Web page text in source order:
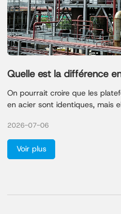
Quelle est la différence
en acier et les structures
On pourrait croire que les
en acier sont identiques, mais
surélevée et robuste pour les
travailleurs. Une structure en
principale d'un bâtiment ou
pensent que l'acier représente
2026-07-06
Voir plus